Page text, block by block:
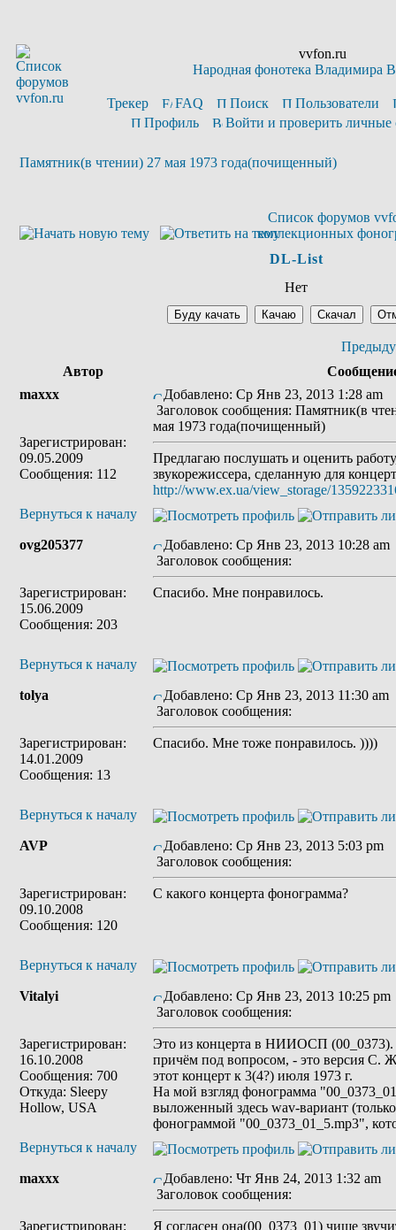
vvfon.ru
Народная фонотека Владимира
Трекер FAQ Поиск
Пользователи
Профиль
Войти и проверить личные
Памятник(в чтении) 27 мая 1973 года(почищенный)
Список форумов
коллекционных
DL-List
Нет
Автор
maxxx
Зарегистрирован:
09.05.2009
Сообщения: 112
Добавлено: Ср Янв 23, 2013 1:28 am
Заголовок сообщения: Памятник(в
мая 1973 года(почищенный)
Предлагаю послушать и оценить
звукорежиссера, сделанную для
http://www.ex.ua/view_storage/
Вернуться к началу
ovg205377
Зарегистрирован:
15.06.2009
Сообщения: 203
Добавлено: Ср Янв 23, 2013 10:28 am
Заголовок сообщения:
Спасибо. Мне понравилось.
Вернуться к началу
tolya
Зарегистрирован:
14.01.2009
Сообщения: 13
Добавлено: Ср Янв 23, 2013 11:30 am
Заголовок сообщения:
Спасибо. Мне тоже понравилось. ))))
Вернуться к началу
AVP
Зарегистрирован:
09.10.2008
Сообщения: 120
Добавлено: Ср Янв 23, 2013 5:03 pm
Заголовок сообщения:
С какого концерта фонограмма?
Вернуться к началу
Vitalyi
Зарегистрирован:
16.10.2008
Сообщения: 700
Откуда: Sleepy
Hollow, USA
Добавлено: Ср Янв 23, 2013 10:25 pm
Заголовок сообщения:
Это из концерта в НИИОСП (00_0373).
причём под вопросом, - это версия С.
этот концерт к 3(4?) июля 1973 г.
На мой взгляд фонограмма
выложенный здесь wav-вариант
фонограммой "00_0373_01_5.mp3",
Вернуться к началу
maxxx
Зарегистрирован:
Добавлено: Чт Янв 24, 2013 1:32 am
Заголовок сообщения:
Я согласен она(00_0373_01) чище